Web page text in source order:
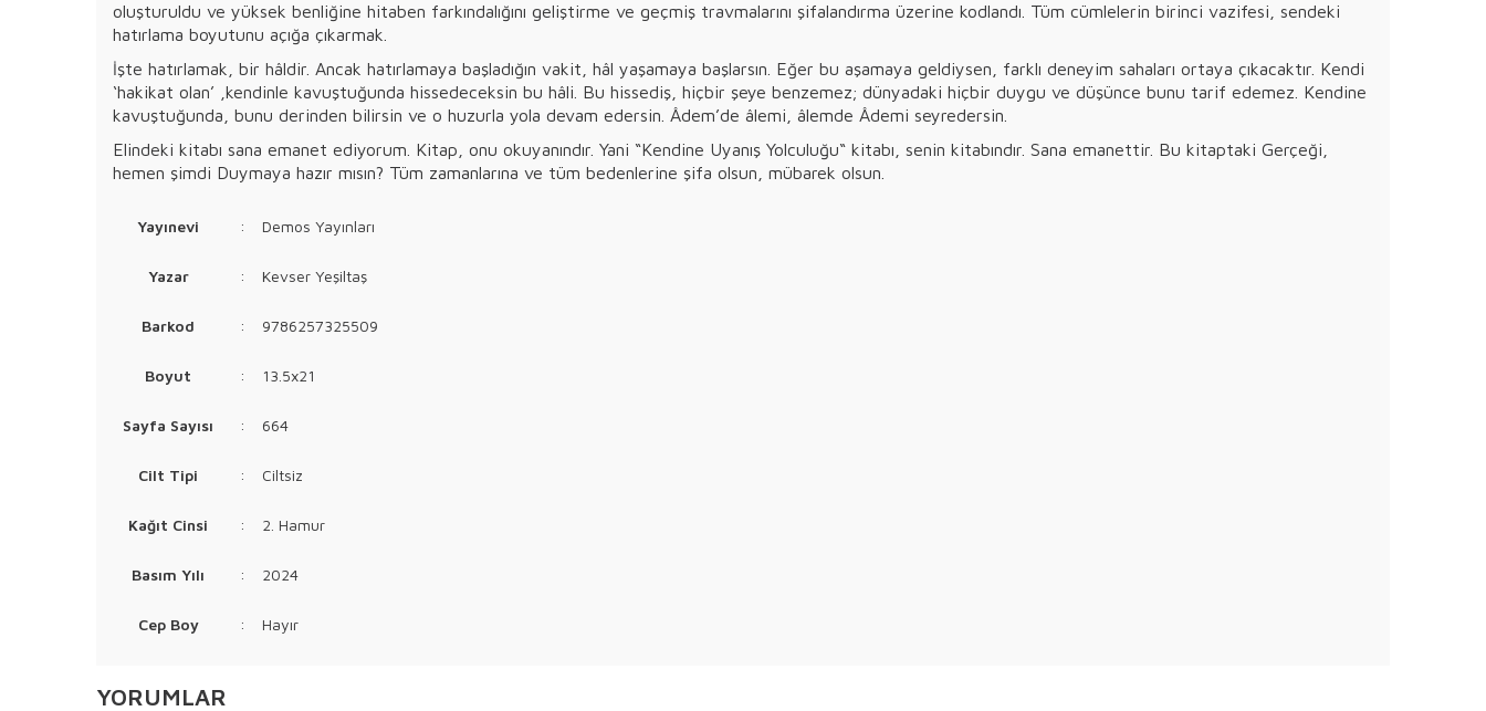
oluşturuldu ve yüksek benliğine hitaben farkındalığını geliştirme ve geçmiş travmalarını şifalandırma üzerine kodlandı. Tüm cümlelerin birinci vazifesi, sendeki
hatırlama boyutunu açığa çıkarmak.
İşte hatırlamak, bir hâldir. Ancak hatırlamaya başladığın vakit, hâl yaşamaya başlarsın. Eğer bu aşamaya geldiysen, farklı deneyim sahaları ortaya çıkacaktır. Kendi
‘hakikat olan’ ‚kendinle kavuştuğunda hissedeceksin bu hâli. Bu hissediş, hiçbir şeye benzemez; dünyadaki hiçbir duygu ve düşünce bunu tarif edemez. Kendine
kavuştuğunda, bunu derinden bilirsin ve o huzurla yola devam edersin. Âdem’de âlemi, âlemde Âdemi seyredersin.
Elindeki kitabı sana emanet ediyorum. Kitap, onu okuyanındır. Yani “Kendine Uyanış Yolculuğu“ kitabı, senin kitabındır. Sana emanettir. Bu kitaptaki Gerçeği,
hemen şimdi Duymaya hazır mısın? Tüm zamanlarına ve tüm bedenlerine şifa olsun, mübarek olsun.
Yayınevi : Demos Yayınları
Yazar : Kevser Yeşiltaş
Barkod : 9786257325509
Boyut : 13.5x21
Sayfa Sayısı : 664
Cilt Tipi : Ciltsiz
Kağıt Cinsi : 2. Hamur
Basım Yılı : 2024
Cep Boy : Hayır
YORUMLAR